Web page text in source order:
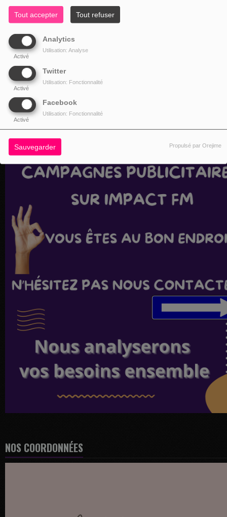
Tout accepter Tout refuser
Analytics
Activé
Utilisation: Analyse
Twitter
Activé
Utilisation: Fonctionnalité
Facebook
Activé
Utilisation: Fonctionnalité
Sauvegarder Propulsé par Orejime
NOS COORDONNÉES